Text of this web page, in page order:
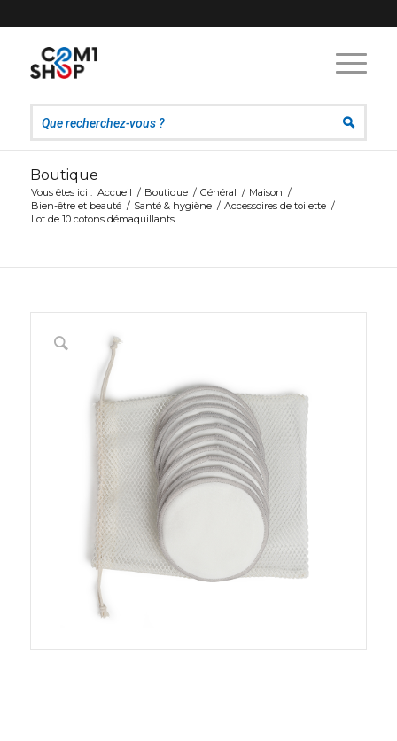
Boutique
Vous êtes ici : Accueil / Boutique / Général / Maison /
Bien-être et beauté / Santé & hygiène / Accessoires de toilette /
Lot de 10 cotons démaquillants